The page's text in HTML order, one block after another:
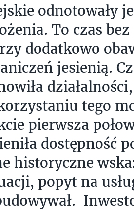
odnotowały
To czas
dodatkowo
jesienią.
tego
pierwsza
dostępność
historyczne
popyt na